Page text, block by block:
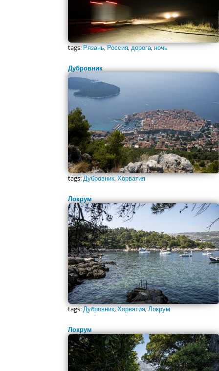
tags:Рязань,Россия,дорога,ночь
Дубровник
tags:Дубровник,Хорватия
Локрум
tags:Дубровник,Хорватия,Локрум
Локрум